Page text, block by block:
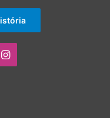
Instagram